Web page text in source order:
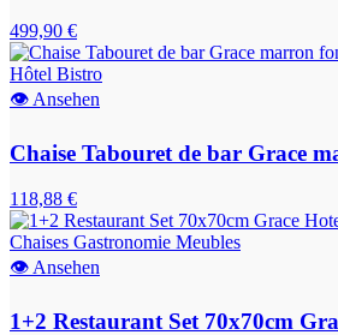
499,90 €
👁 Ansehen
Chaise Tabouret de bar Grace
118,88 €
👁 Ansehen
1+2 Restaurant Set 70x70cm